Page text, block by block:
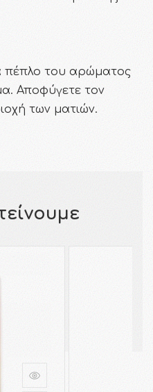
πέπλο του αρώματος
Αποφύγετε τον
των ματιών.